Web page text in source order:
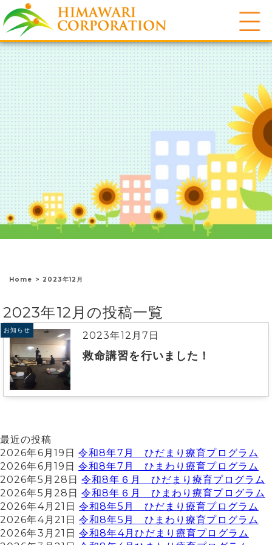
Home > 2023年12月
2023年12月の投稿一覧
お知らせ 2023年12月7日
救命講習を行いました！
最近の投稿
2026年6月19日 令和8年7月 ひだまり療育プログラム
2026年6月19日 令和8年7月 ひまわり療育プログラム
2026年5月28日 令和8年６月 ひだまり療育プログラム
2026年5月28日 令和8年６月 ひまわり療育プログラム
2026年4月21日 令和8年5月 ひだまり療育プログラム
2026年4月21日 令和8年5月 ひまわり療育プログラム
2026年3月21日 令和8年4月ひだまり療育プログラム